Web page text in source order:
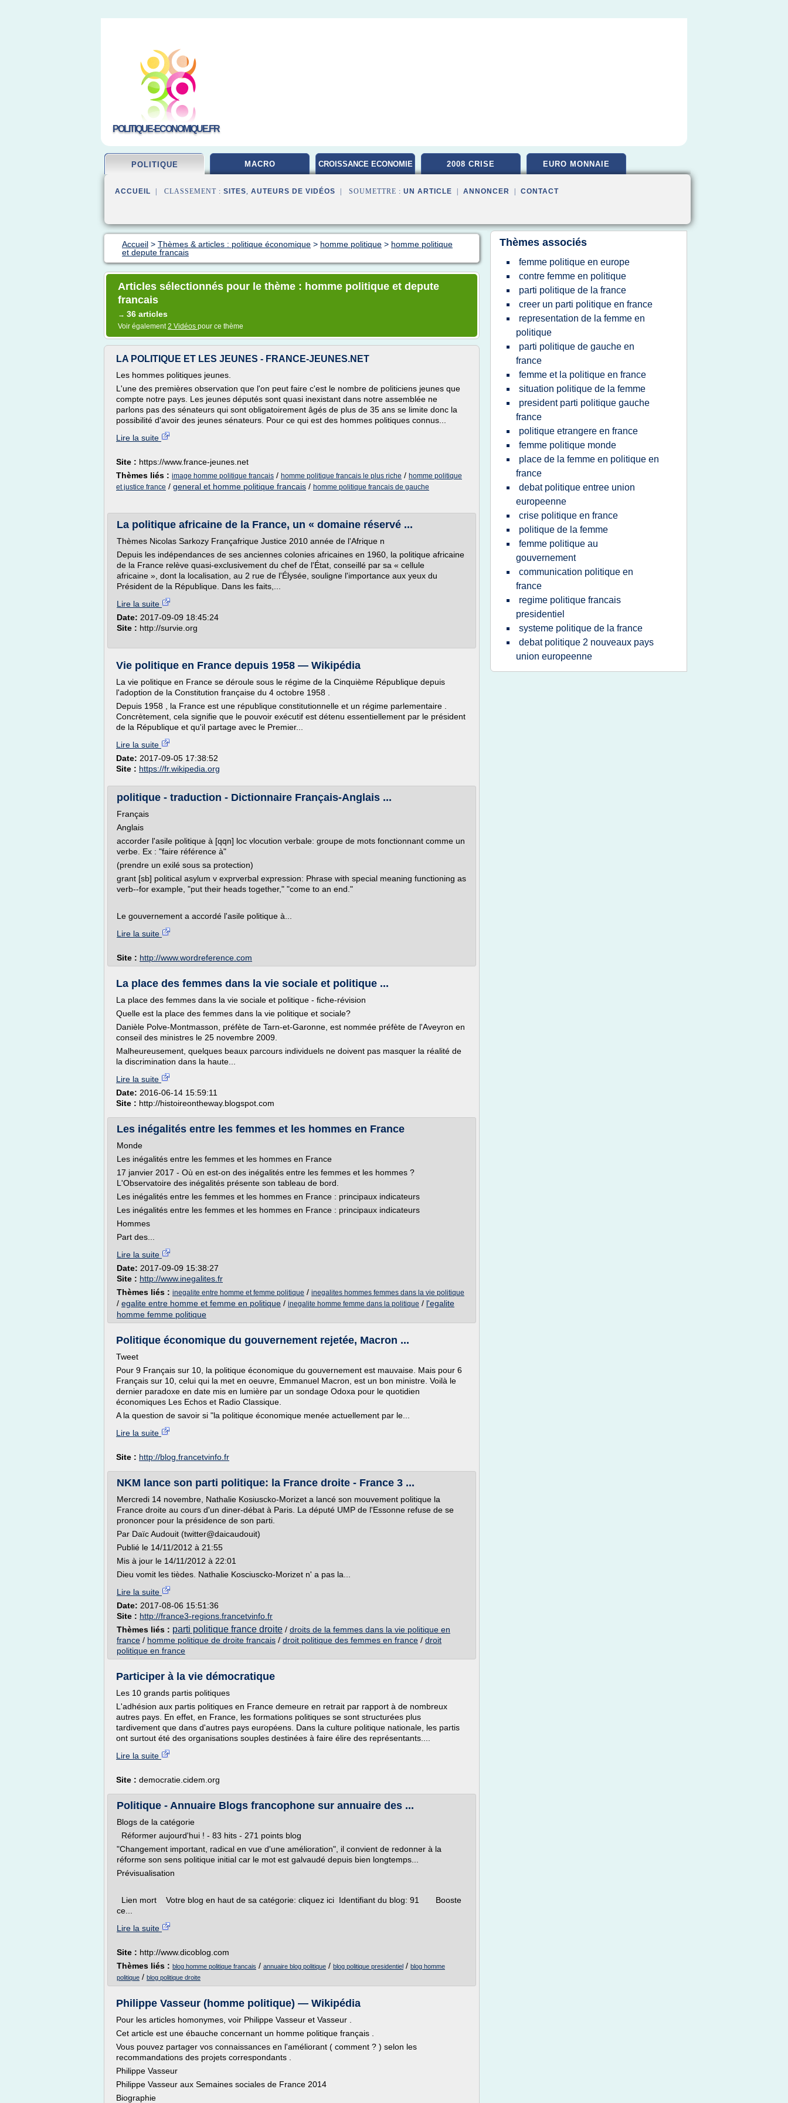
POLITIQUE-ECONOMIQUE.FR
POLITIQUE MACRO CROISSANCE ECONOMIE 2008 CRISE EURO MONNAIE
ACCUEIL | CLASSEMENT : SITES, AUTEURS DE VIDÉOS | SOUMETTRE : UN ARTICLE ANNONCER CONTACT
Accueil > Thèmes & articles : politique économique > homme politique > homme politique
et depute francais
Articles sélectionnés pour le thème : homme politique et depute
francais
→ 36 articles
Voir également2 Vidéos pour ce thème
LA POLITIQUE ET LES JEUNES - FRANCE-JEUNES.NET
Les hommes politiques jeunes.
L'une des premières observation que l'on peut faire c'est le nombre de politiciens jeunes que
compte notre pays. Les jeunes députés sont quasi inexistant dans notre assemblée ne
parlons pas des sénateurs qui sont obligatoirement âgés de plus de 35 ans se limite donc la
possibilité d'avoir des jeunes sénateurs. Pour ce qui est des hommes politiques connus...
Lire la suite
Site : https://www.france-jeunes.net
Thèmes liés : image homme politique francais / homme politique francais le plus riche / homme politique
et justice france / general et homme politique francais / homme politique francais de gauche
La politique africaine de la France, un « domaine réservé ...
Thèmes Nicolas Sarkozy Françafrique Justice 2010 année de l'Afrique n
Depuis les indépendances de ses anciennes colonies africaines en 1960, la politique africaine
de la France relève quasi-exclusivement du chef de l'État, conseillé par sa « cellule
africaine », dont la localisation, au 2 rue de l'Élysée, souligne l'importance aux yeux du
Président de la République. Dans les faits,...
Lire la suite
Date: 2017-09-09 18:45:24
Site : http://survie.org
Vie politique en France depuis 1958 — Wikipédia
La vie politique en France se déroule sous le régime de la Cinquième République depuis
l'adoption de la Constitution française du 4 octobre 1958 .
Depuis 1958 , la France est une république constitutionnelle et un régime parlementaire .
Concrètement, cela signifie que le pouvoir exécutif est détenu essentiellement par le président
de la République et qu'il partage avec le Premier...
Lire la suite
Date: 2017-09-05 17:38:52
Site : https://fr.wikipedia.org
politique - traduction - Dictionnaire Français-Anglais ...
Français
Anglais
accorder l'asile politique à [qqn] loc vlocution verbale: groupe de mots fonctionnant comme un
verbe. Ex : "faire référence à"
(prendre un exilé sous sa protection)
grant [sb] political asylum v exprverbal expression: Phrase with special meaning functioning as
verb--for example, "put their heads together," "come to an end."
Le gouvernement a accordé l'asile politique à...
Lire la suite
Site : http://www.wordreference.com
La place des femmes dans la vie sociale et politique ...
La place des femmes dans la vie sociale et politique - fiche-révision
Quelle est la place des femmes dans la vie politique et sociale?
Danièle Polve-Montmasson, préfète de Tarn-et-Garonne, est nommée préfète de l'Aveyron en
conseil des ministres le 25 novembre 2009.
Malheureusement, quelques beaux parcours individuels ne doivent pas masquer la réalité de
la discrimination dans la haute...
Lire la suite
Date: 2016-06-14 15:59:11
Site : http://histoireontheway.blogspot.com
Les inégalités entre les femmes et les hommes en France
Monde
Les inégalités entre les femmes et les hommes en France
17 janvier 2017 - Où en est-on des inégalités entre les femmes et les hommes ?
L'Observatoire des inégalités présente son tableau de bord.
Les inégalités entre les femmes et les hommes en France : principaux indicateurs
Les inégalités entre les femmes et les hommes en France : principaux indicateurs
Hommes
Part des...
Lire la suite
Date: 2017-09-09 15:38:27
Site : http://www.inegalites.fr
Thèmes liés : inegalite entre homme et femme politique / inegalites hommes femmes dans la vie politique
/ egalite entre homme et femme en politique / inegalite homme femme dans la politique / l'egalite
homme femme politique
Politique économique du gouvernement rejetée, Macron ...
Tweet
Pour 9 Français sur 10, la politique économique du gouvernement est mauvaise. Mais pour 6
Français sur 10, celui qui la met en oeuvre, Emmanuel Macron, est un bon ministre. Voilà le
dernier paradoxe en date mis en lumière par un sondage Odoxa pour le quotidien
économiques Les Echos et Radio Classique.
A la question de savoir si "la politique économique menée actuellement par le...
Lire la suite
Site : http://blog.francetvinfo.fr
NKM lance son parti politique: la France droite - France 3 ...
Mercredi 14 novembre, Nathalie Kosiuscko-Morizet a lancé son mouvement politique la
France droite au cours d'un diner-débat à Paris. La député UMP de l'Essonne refuse de se
prononcer pour la présidence de son parti.
Par Daïc Audouit (twitter@daicaudouit)
Publié le 14/11/2012 à 21:55
Mis à jour le 14/11/2012 à 22:01
Dieu vomit les tièdes. Nathalie Kosciuscko-Morizet n' a pas la...
Lire la suite
Date: 2017-08-06 15:51:36
Site : http://france3-regions.francetvinfo.fr
Thèmes liés : parti politique france droite / droits de la femmes dans la vie politique en
france / homme politique de droite francais / droit politique des femmes en france / droit
politique en france
Participer à la vie démocratique
Les 10 grands partis politiques
L'adhésion aux partis politiques en France demeure en retrait par rapport à de nombreux
autres pays. En effet, en France, les formations politiques se sont structurées plus
tardivement que dans d'autres pays européens. Dans la culture politique nationale, les partis
ont surtout été des organisations souples destinées à faire élire des représentants....
Lire la suite
Site : democratie.cidem.org
Politique - Annuaire Blogs francophone sur annuaire des ...
Blogs de la catégorie
Réformer aujourd'hui ! - 83 hits - 271 points blog
"Changement important, radical en vue d'une amélioration", il convient de redonner à la
réforme son sens politique initial car le mot est galvaudé depuis bien longtemps...
Prévisualisation
Lien mort Votre blog en haut de sa catégorie: cliquez ici Identifiant du blog: 91 Booste
ce...
Lire la suite
Site : http://www.dicoblog.com
Thèmes liés : blog homme politique francais / annuaire blog politique / blog politique presidentiel / blog homme
politique / blog politique droite
Philippe Vasseur (homme politique) — Wikipédia
Pour les articles homonymes, voir Philippe Vasseur et Vasseur .
Cet article est une ébauche concernant un homme politique français .
Vous pouvez partager vos connaissances en l'améliorant ( comment ? ) selon les
recommandations des projets correspondants .
Philippe Vasseur
Philippe Vasseur aux Semaines sociales de France 2014
Biographie
Thèmes associés
femme politique en europe
contre femme en politique
parti politique de la france
creer un parti politique en france
representation de la femme en
politique
parti politique de gauche en
france
femme et la politique en france
situation politique de la femme
president parti politique gauche
france
politique etrangere en france
femme politique monde
place de la femme en politique en
france
debat politique entree union
europeenne
crise politique en france
politique de la femme
femme politique au
gouvernement
communication politique en
france
regime politique francais
presidentiel
systeme politique de la france
debat politique 2 nouveaux pays
union europeenne